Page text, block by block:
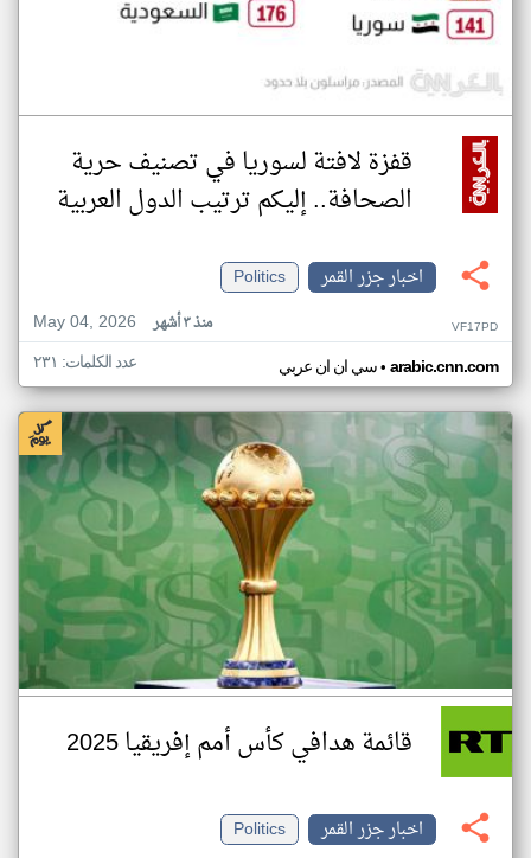
قفزة لافتة لسوريا في تصنيف حرية
الصحافة.. إليكم ترتيب الدول العربية
اخبار جزر القمر
Politics
May 04, 2026
منذ ٣ أشهر VF17PD
سي ان ان عربي• arabic.cnn.com عدد الكلمات: ٢٣١
قائمة هدافي كأس أمم إفريقيا 2025
اخبار جزر القمر
Politics